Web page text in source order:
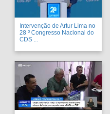
Intervenção de Artur Lima no
28 º Congresso Nacional do
CDS ...